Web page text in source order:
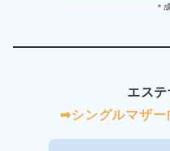
＊成果を保証す
エス
➡︎シングルマザー